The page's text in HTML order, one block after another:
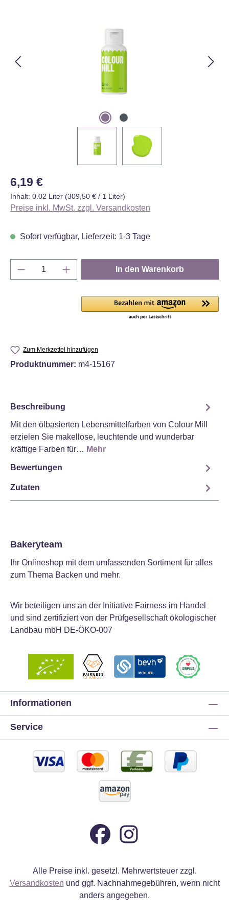
Regulärer Preis:
6,19 €
Inhalt: 0.02 Liter (309,50 € / 1 Liter)
Preise inkl. MwSt. zzgl. Versandkosten
Sofort verfügbar, Lieferzeit: 1-3 Tage
Produkt Anzahl: Gib den gewünschten
In den Warenkorb
Zum Merkzettel hinzufügen
Produktnummer: m4-15167
Beschreibung
Mit den ölbasierten Lebensmittelfarben von Colour Mill
erzielen Sie makellose, leuchtende und wunderbar
kräftige Farben für… Mehr
Bewertungen
Zutaten
Bakeryteam
Ihr Onlineshop mit dem umfassenden Sortiment für alles
zum Thema Backen und mehr.
Wir beteiligen uns an der Initiative Fairness im Handel
und sind zertifiziert von der Prüfgesellschaft ökologischer
Landbau mbH DE-ÖKO-007
Informationen
Service
Alle Preise inkl. gesetzl. Mehrwertsteuer zzgl.
Versandkosten und ggf. Nachnahmegebühren, wenn nicht
anders angegeben.